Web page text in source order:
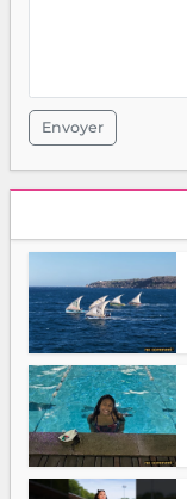
Envoyer